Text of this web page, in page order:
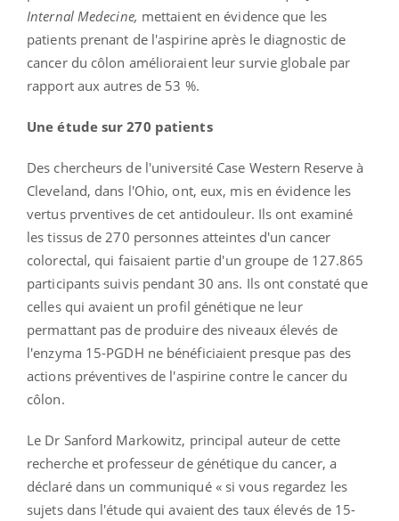
Internal Medecine, mettaient en évidence que les
patients prenant de l'aspirine après le diagnostic de
cancer du côlon amélioraient leur survie globale par
rapport aux autres de 53 %.
Une étude sur 270 patients
Des chercheurs de l'université Case Western Reserve à
Cleveland, dans l'Ohio, ont, eux, mis en évidence les
vertus prventives de cet antidouleur. Ils ont examiné
les tissus de 270 personnes atteintes d'un cancer
colorectal, qui faisaient partie d'un groupe de 127.865
participants suivis pendant 30 ans. Ils ont constaté que
celles qui avaient un profil génétique ne leur
permattant pas de produire des niveaux élevés de
l'enzyma 15-PGDH ne bénéficiaient presque pas des
actions préventives de l'aspirine contre le cancer du
côlon.
Le Dr Sanford Markowitz, principal auteur de cette
recherche et professeur de génétique du cancer, a
déclaré dans un communiqué « si vous regardez les
sujets dans l'étude qui avaient des taux élevés de 15-